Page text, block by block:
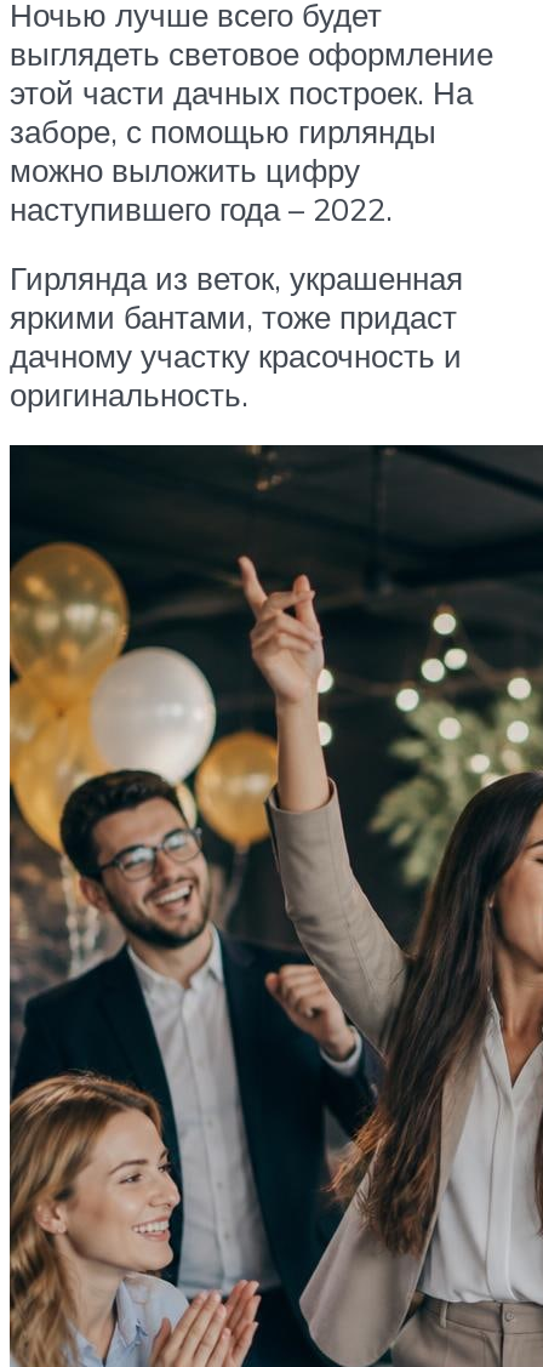
Ночью лучше всего будет
выглядеть световое оформление
этой части дачных построек. На
заборе, с помощью гирлянды
можно выложить цифру
наступившего года – 2022.
Гирлянда из веток, украшенная
яркими бантами, тоже придаст
дачному участку красочность и
оригинальность.